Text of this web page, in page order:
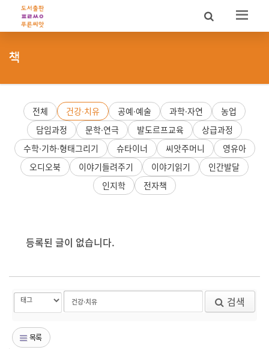
책
전체 건강·치유 공예·예술 과학·자연
농업
담임과정
문학·연극 발도르프교육
상급과정
수학·기하·형태그리기
슈타이너 씨앗주머니
영유아
오디오북
이야기들려주기 이야기읽기
인간발달
인지학
전자책
등록된 글이 없습니다.
검색
목록